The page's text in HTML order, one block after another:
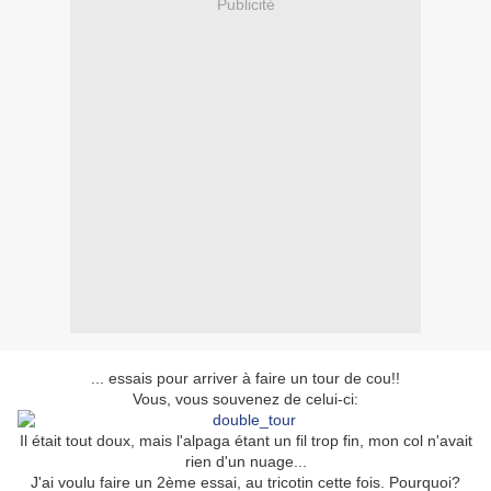
Publicité
... essais pour arriver à faire un tour de cou!!
Vous, vous souvenez de celui-ci:
Il était tout doux, mais l'alpaga étant un fil trop fin, mon col n'avait
rien d'un nuage...
J'ai voulu faire un 2ème essai, au tricotin cette fois. Pourquoi?